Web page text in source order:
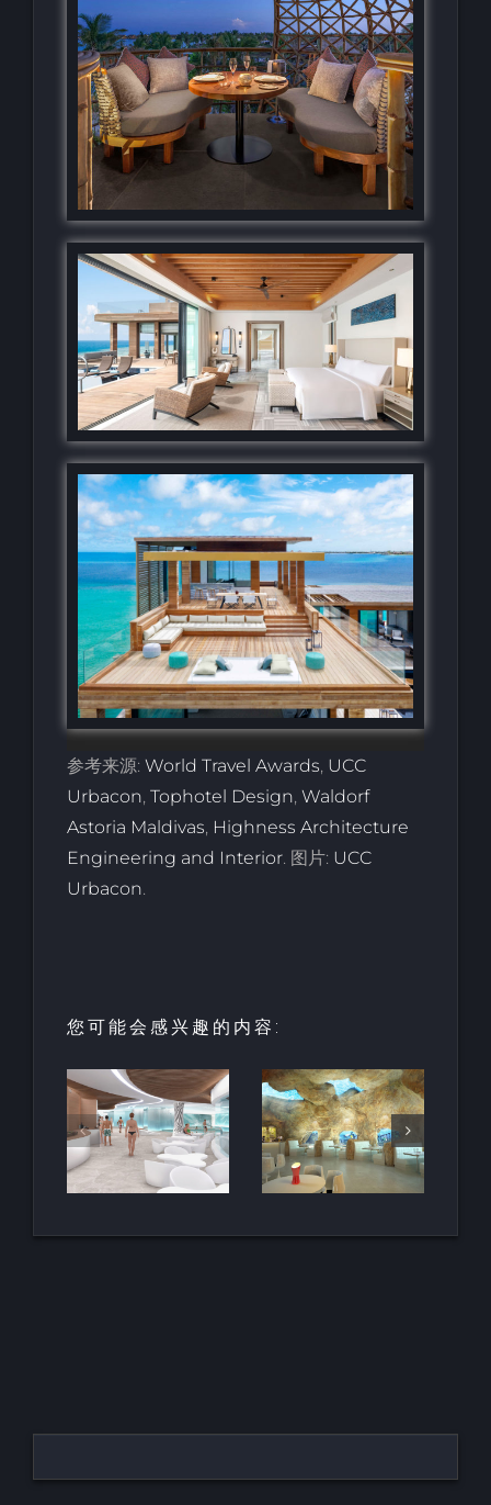
参考来源: World Travel Awards, UCC
Urbacon, Tophotel Design, Waldorf
Astoria Maldivas, Highness Architecture
Engineering and Interior. 图片: UCC
Urbacon.
您可能会感兴趣的内容:
用于亲水建
筑的室内人
造岩石
天然梯田泳
池